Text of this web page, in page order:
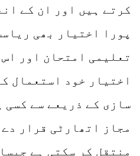
کرتے ہیں اور ان کے
پورا اختیار بھی
تعلیمی امتحان اور
اختیار خود استعمال
سازی کے ذریعے سے کسی
مجاز اتھارٹی قرار
منتقل کر سکتی ہے